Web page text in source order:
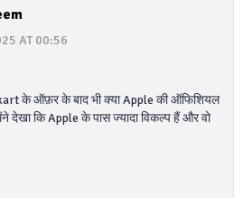
AT 00:56
के ऑफ़र के बाद भी क्या Apple की ऑफिशियल
कि Apple के पास ज्यादा विकल्प हैं और वो